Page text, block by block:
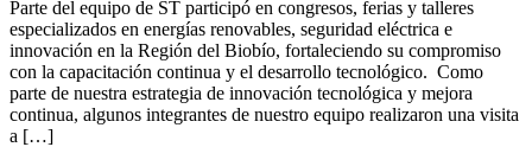
Parte del equipo de ST participó en congresos, ferias y talleres
especializados en energías renovables, seguridad eléctrica e
innovación en la Región del Biobío, fortaleciendo su compromiso
con la capacitación continua y el desarrollo tecnológico. Como
parte de nuestra estrategia de innovación tecnológica y mejora
continua, algunos integrantes de nuestro equipo realizaron una visita
a […]